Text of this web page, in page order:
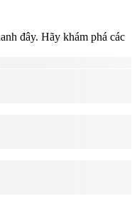
đây. Hãy khám phá các